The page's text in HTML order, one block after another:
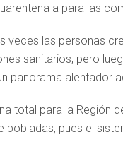
a para las
veces las personas
sanitarios, pero
panorama alentador
total para la Región
pues el